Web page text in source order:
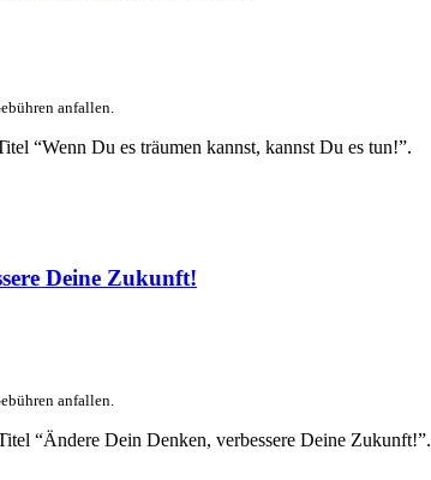
anfallen.
“Wenn Du es träumen kannst, kannst Du es tun!”.
Deine Zukunft!
anfallen.
“Ändere Dein Denken, verbessere Deine Zukunft!”.